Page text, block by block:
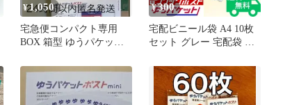
¥1,050
宅急便コンパクト専用
BOX 箱型 ゆうパケット
式柄 D
¥300
宅配ビニール袋 A4 10枚
セット グレー 宅配袋 梱
着 発送用 封筒 防水 軽量
薄手 透けない 梱包袋 ポ
リ袋 メルカリ フリマ ネ